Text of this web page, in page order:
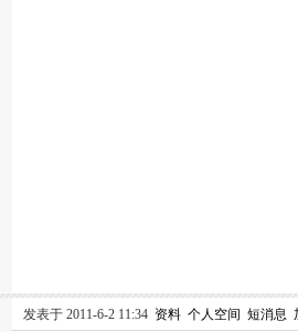
发表于 2011-6-2 11:34 资料 个人空间 短消息